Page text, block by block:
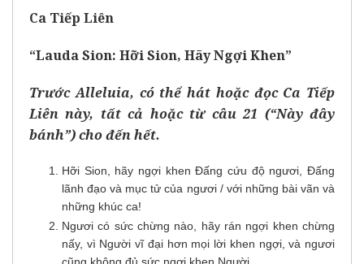
Ca Tiếp Liên
“Lauda Sion: Hỡi Sion, Hãy Ngợi Khen”
Trước Alleluia, có thể hát hoặc đọc Ca Tiếp
Liên này, tất cả hoặc từ câu 21 (“Này đây
bánh”) cho đến hết.
Hỡi Sion, hãy ngợi khen Ðấng cứu độ ngươi, Ðấng
lãnh đạo và mục tử của ngươi / với những bài vãn và
những khúc ca!
Ngươi có sức chừng nào, hãy rán ngợi khen chừng
nấy, vì Người vĩ đại hơn mọi lời khen ngợi, và ngươi